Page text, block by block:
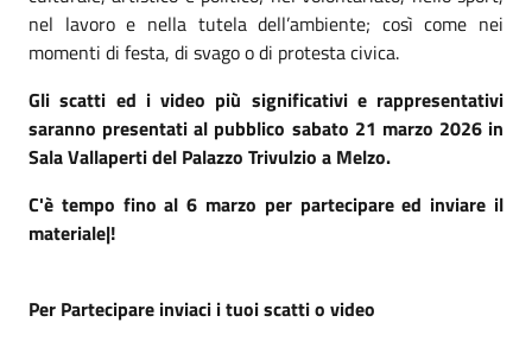
nel lavoro e nella tutela dell’ambiente; così come nei
momenti di festa, di svago o di protesta civica.
Gli scatti ed i video più significativi e rappresentativi
saranno presentati al pubblico sabato 21 marzo 2026 in
Sala Vallaperti del Palazzo Trivulzio a Melzo.
C'è tempo fino al 6 marzo per partecipare ed inviare il
materiale|!
Per Partecipare inviaci i tuoi scatti o video